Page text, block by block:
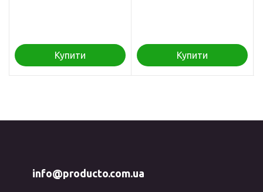
Купити Купити
info@producto.com.ua